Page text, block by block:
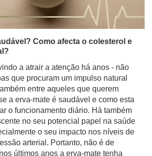
Como afecta o colesterol e
a atrair a atenção há anos - não
que procuram um impulso natural
entre aqueles que querem
a erva-mate é saudável e como esta
o funcionamento diário. Há também
no seu potencial papel na saúde
o seu impacto nos níveis de
arterial. Portanto, não é de
últimos anos a erva-mate tenha